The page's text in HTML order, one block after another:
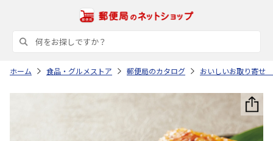
ホーム 食品・グルメストア 郵便局のカタログ おいしいお取り寄せ